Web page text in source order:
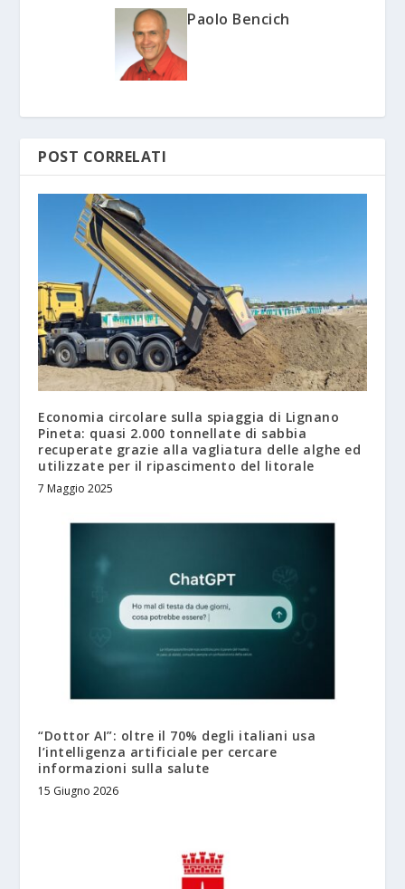
Paolo Bencich
POST CORRELATI
Economia circolare sulla spiaggia di Lignano
Pineta: quasi 2.000 tonnellate di sabbia
recuperate grazie alla vagliatura delle alghe ed
utilizzate per il ripascimento del litorale
7 Maggio 2025
“Dottor AI”: oltre il 70% degli italiani usa
l’intelligenza artificiale per cercare
informazioni sulla salute
15 Giugno 2026